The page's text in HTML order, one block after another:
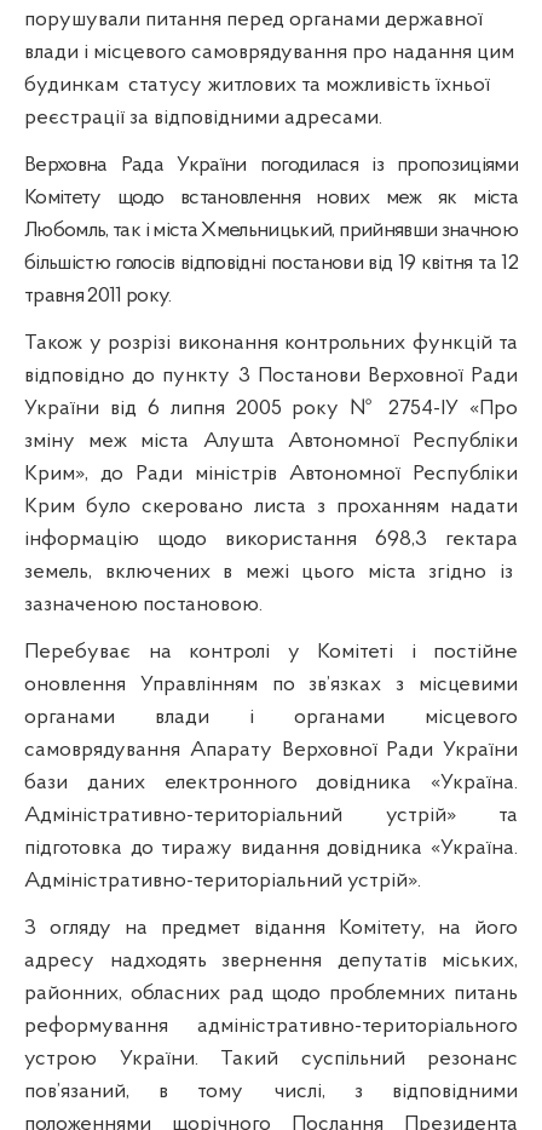
порушували питання перед органами державної
влади і місцевого самоврядування про надання цим
будинкам статусу житлових та можливість їхньої
реєстрації за відповідними адресами.
Верховна Рада України погодилася із пропозиціями
Комітету щодо встановлення нових меж як міста
Любомль, так і міста Хмельницький, прийнявши значною
більшістю голосів відповідні постанови від 19 квітня та 12
травня 2011 року.
Також у розрізі виконання контрольних функцій та
відповідно до пункту 3 Постанови Верховної Ради
України від 6 липня 2005 року № 2754-ІУ «Про
зміну меж міста Алушта Автономної Республіки
Крим», до Ради міністрів Автономної Республіки
Крим було скеровано листа з проханням надати
інформацію щодо використання 698,3 гектара
земель, включених в межі цього міста згідно із
зазначеною постановою.
Перебуває на контролі у Комітеті і постійне
оновлення Управлінням по зв’язках з місцевими
органами влади і органами місцевого
самоврядування Апарату Верховної Ради України
бази даних електронного довідника «Україна.
Адміністративно-територіальний устрій» та
підготовка до тиражу видання довідника «Україна.
Адміністративно-територіальний устрій».
З огляду на предмет відання Комітету, на його
адресу надходять звернення депутатів міських,
районних, обласних рад щодо проблемних питань
реформування адміністративно-територіального
устрою України. Такий суспільний резонанс
пов’язаний, в тому числі, з відповідними
положеннями щорічного Послання Президента